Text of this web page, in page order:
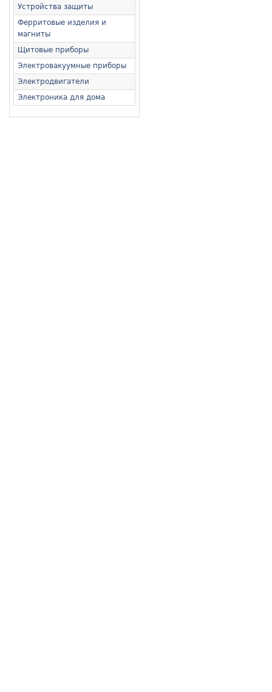
Устройства защиты
Ферритовые изделия и
магниты
Щитовые приборы
Электровакуумные приборы
Электродвигатели
Электроника для дома